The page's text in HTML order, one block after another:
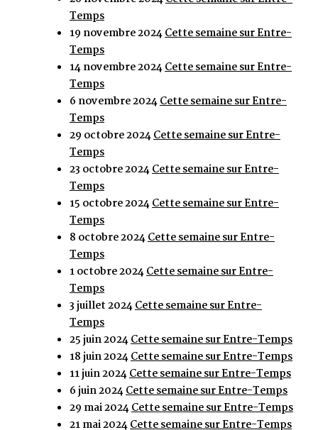
Temps
19 novembre 2024Cette semaine sur Entre-
Temps
14 novembre 2024Cette semaine sur Entre-
Temps
6 novembre 2024Cette semaine sur Entre-
Temps
29 octobre 2024Cette semaine sur Entre-
Temps
23 octobre 2024Cette semaine sur Entre-
Temps
15 octobre 2024Cette semaine sur Entre-
Temps
8 octobre 2024Cette semaine sur Entre-
Temps
1 octobre 2024Cette semaine sur Entre-
Temps
3 juillet 2024Cette semaine sur Entre-
Temps
25 juin 2024Cette semaine sur Entre-Temps
18 juin 2024Cette semaine sur Entre-Temps
11 juin 2024Cette semaine sur Entre-Temps
6 juin 2024Cette semaine sur Entre-Temps
29 mai 2024Cette semaine sur Entre-Temps
21 mai 2024Cette semaine sur Entre-Temps